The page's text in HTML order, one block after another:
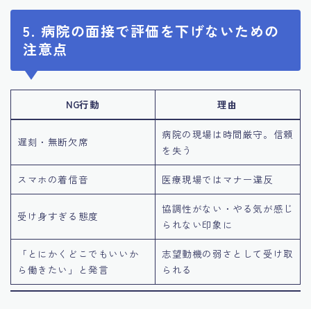
5. 病院の面接で評価を下げないための
注意点
NG行動 理由
遅刻・無断欠席
病院の現場は時間厳守。信頼
を失う
スマホの着信音 医療現場ではマナー違反
受け身すぎる態度
協調性がない・やる気が感じ
られない印象に
「とにかくどこでもいいか
ら働きたい」と発言
志望動機の弱さとして受け取
られる